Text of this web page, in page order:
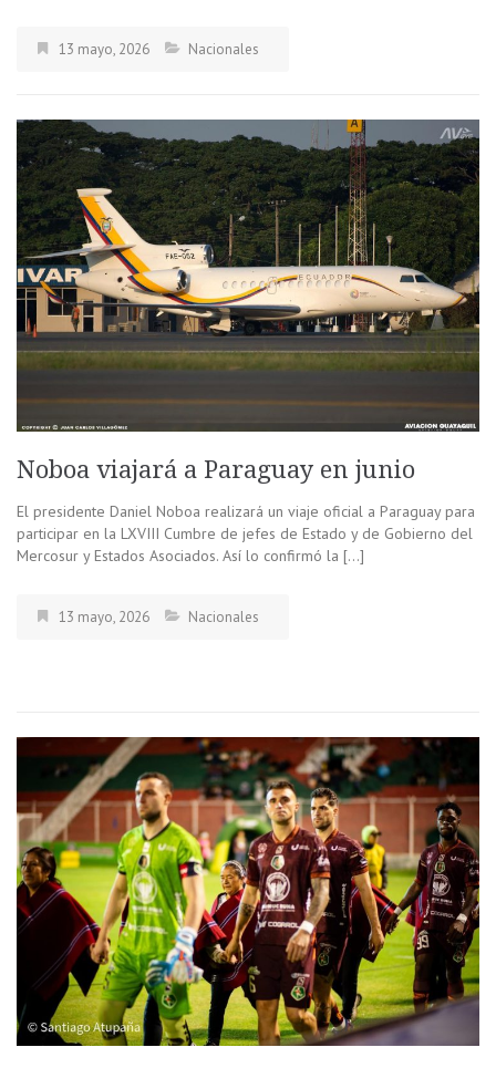
13 mayo, 2026 Nacionales
Noboa viajará a Paraguay en junio
El presidente Daniel Noboa realizará un viaje oficial a Paraguay para
participar en la LXVIII Cumbre de jefes de Estado y de Gobierno del
Mercosur y Estados Asociados. Así lo confirmó la […]
13 mayo, 2026 Nacionales